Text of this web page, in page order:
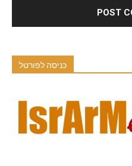
כניסה לפורטל